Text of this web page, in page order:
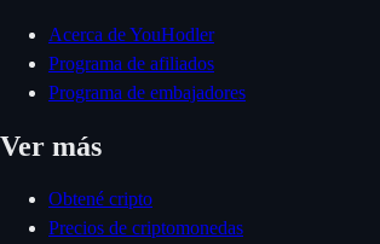
Acerca de YouHodler
Programa de afiliados
Programa de embajadores
Ver más
Obtené cripto
Precios de criptomonedas